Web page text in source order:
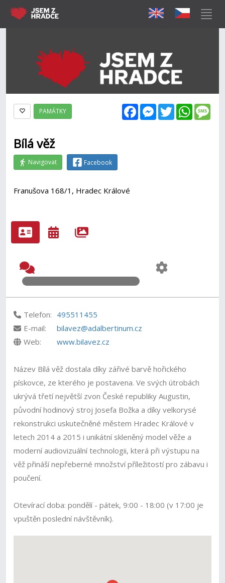
FacebookMessenger
Twitter
PAMÁTKY
Bílá věž
Navigovat Facebook
Franušova 168/1, Hradec Králové
Telefon: 495511455
E-mail:
bilavez@adalbertinum.cz
Web:
www.bilavez.cz
Název Bílá věž dostala díky zářivé barvě hořického
pískovce, ze kterého je postavena. Ve svých útrobách
ukrývá třetí největší zvon České republiky Augustin,
původní hodinový stroj Josefa Božka a díky velkorysé
rekonstrukci uskutečněné městem Hradec Králové v
letech 2014 a 2015 i unikátní skleněný model věže a
moderní audiovizuální technologii, která při výstupu na
věž přináší nepřeberné množství příležitostí pro zábavu i
poučení.
Otevírací doba: pondělí - pátek, 9:00 - 18:00 (v 17:00 je
vpuštěn poslední návštěvník).